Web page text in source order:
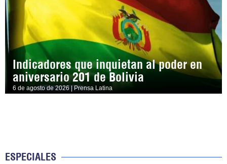
Indicadores que inquietan al poder en
aniversario 201 de Bolivia
6 de agosto de 2026 | Prensa Latina
ESPECIALES